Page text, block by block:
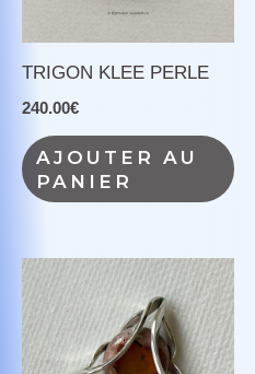
TRIGON KLEE PERLE
240.00€
AJOUTER AU
PANIER